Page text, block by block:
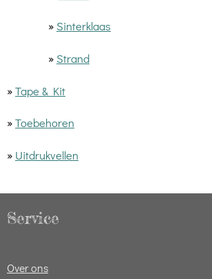
» Sinterklaas
» Strand
»Tape & Kit
»Toebehoren
» Uitdrukvellen
Service
Over ons